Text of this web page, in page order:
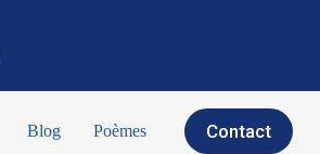
Blog Poèmes Contact